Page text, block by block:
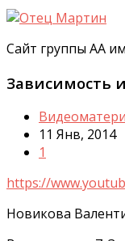
Сайт группы АА
Зависимость
11 Янв, 2014
1
https://
Новикова